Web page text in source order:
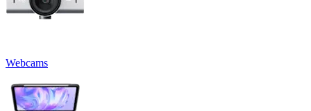
Webcams